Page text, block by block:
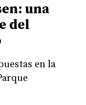
una
del
en la